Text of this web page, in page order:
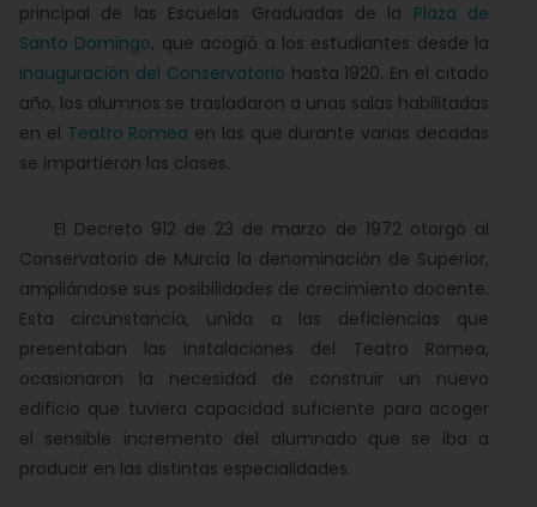
principal de las Escuelas Graduadas de la Plaza de
Santo Domingo, que acogió a los estudiantes desde la
inauguración del Conservatorio hasta 1920. En el citado
año, los alumnos se trasladaron a unas salas habilitadas
en el Teatro Romea en las que durante varias decadas
se impartieron las clases.
El Decreto 912 de 23 de marzo de 1972 otorgó al
Conservatorio de Murcia la denominación de Superior,
ampliándose sus posibilidades de crecimiento docente.
Esta circunstancia, unida a las deficiencias que
presentaban las instalaciones del Teatro Romea,
ocasionaron la necesidad de construir un nuevo
edificio que tuviera capacidad suficiente para acoger
el sensible incremento del alumnado que se iba a
producir en las distintas especialidades.